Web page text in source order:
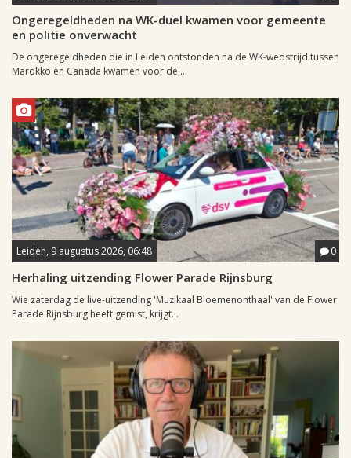
Ongeregeldheden na WK-duel kwamen voor gemeente
en politie onverwacht
De ongeregeldheden die in Leiden ontstonden na de WK-wedstrijd tussen
Marokko en Canada kwamen voor de...
Leiden, 9 augustus 2026, 06:48 0
Herhaling uitzending Flower Parade Rijnsburg
Wie zaterdag de live-uitzending 'Muzikaal Bloemenonthaal' van de Flower
Parade Rijnsburg heeft gemist, krijgt...